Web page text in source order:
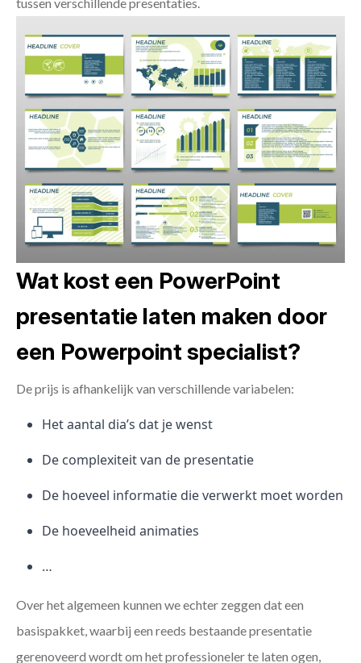
Wat kost een PowerPoint
presentatie laten maken door
een Powerpoint specialist?
De prijs is afhankelijk van verschillende variabelen:
Het aantal dia’s dat je wenst
De complexiteit van de presentatie
De hoeveel informatie die verwerkt moet worden
De hoeveelheid animaties
…
Over het algemeen kunnen we echter zeggen dat een
basispakket, waarbij een reeds bestaande presentatie
gerenoveerd wordt om het professioneler te laten ogen,